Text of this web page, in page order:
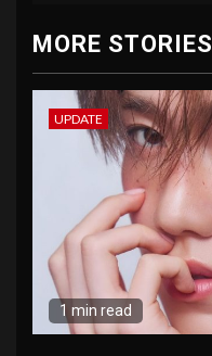
MORE STORIES
UPDATE
1 min read